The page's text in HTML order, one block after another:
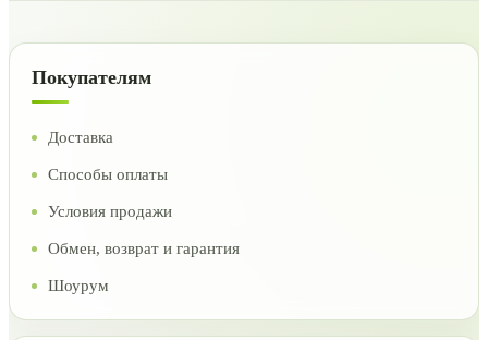
Покупателям
Доставка
Способы оплаты
Условия продажи
Обмен, возврат и гарантия
Шоурум